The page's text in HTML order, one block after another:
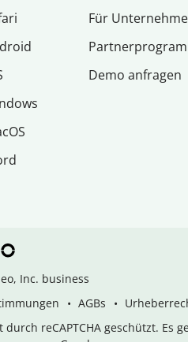
Für
Demo anfragen
Inc. business
AGBs
durch reCAPTCHA geschützt.